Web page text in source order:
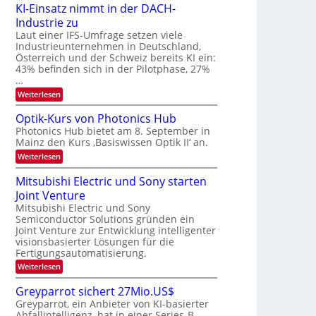
e
t
s
t
a
r
k
e
W
a
h
s
t
u
m
m
e
r
s
t
e
n
H
a
l
b
j
a
h
9
.
W
E
-
H
e
a
e
s
-
S
e
m
i
n
a
r
KI-Einsatz nimmt in der DACH-
Industrie zu
Laut einer IFS-Umfrage setzen viele
Industrieunternehmen in Deutschland,
Österreich und der Schweiz bereits KI ein:
43% befinden sich in der Pilotphase, 27%
…
Weiterlesen:
K
-
E
i
n
s
a
t
z
n
i
m
m
t
i
n
d
e
r
D
A
Optik-Kurs von Photonics Hub
Photonics Hub bietet am 8. September in
Mainz den Kurs ‚Basiswissen Optik II‘ an.
Weiterlesen:
O
p
t
i
k
-
K
u
r
s
v
o
P
h
o
Mitsubishi Electric und Sony starten
Joint Venture
Mitsubishi Electric und Sony
Semiconductor Solutions gründen ein
Joint Venture zur Entwicklung intelligenter
visionsbasierter Lösungen für die
Fertigungsautomatisierung.
Weiterlesen:
M
t
s
Greyparrot sichert 27Mio.US$
Greyparrot, ein Anbieter von KI-basierter